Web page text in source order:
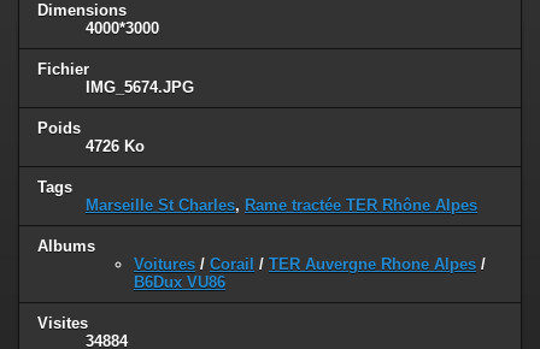
Dimensions
4000*3000
Fichier
IMG_5674.JPG
Poids
4726 Ko
Tags
Marseille St Charles, Rame tractée TER Rhône Alpes
Albums
Voitures / Corail / TER Auvergne Rhone Alpes /
B6Dux VU86
Visites
34884